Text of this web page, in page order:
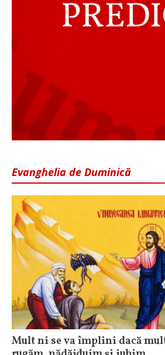
Evanghelia de Duminică
Mult ni se va împlini dacă